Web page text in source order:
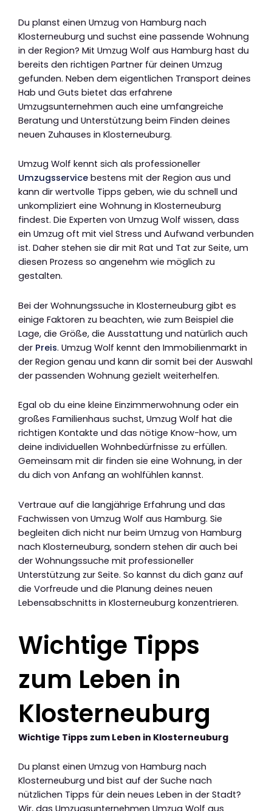
Du planst einen Umzug von Hamburg nach
Klosterneuburg und suchst eine passende Wohnung
in der Region? Mit Umzug Wolf aus Hamburg hast du
bereits den richtigen Partner für deinen Umzug
gefunden. Neben dem eigentlichen Transport deines
Hab und Guts bietet das erfahrene
Umzugsunternehmen auch eine umfangreiche
Beratung und Unterstützung beim Finden deines
neuen Zuhauses in Klosterneuburg.
Umzug Wolf kennt sich als professioneller
Umzugsservice bestens mit der Region aus und
kann dir wertvolle Tipps geben, wie du schnell und
unkompliziert eine Wohnung in Klosterneuburg
findest. Die Experten von Umzug Wolf wissen, dass
ein Umzug oft mit viel Stress und Aufwand verbunden
ist. Daher stehen sie dir mit Rat und Tat zur Seite, um
diesen Prozess so angenehm wie möglich zu
gestalten.
Bei der Wohnungssuche in Klosterneuburg gibt es
einige Faktoren zu beachten, wie zum Beispiel die
Lage, die Größe, die Ausstattung und natürlich auch
der Preis. Umzug Wolf kennt den Immobilienmarkt in
der Region genau und kann dir somit bei der Auswahl
der passenden Wohnung gezielt weiterhelfen.
Egal ob du eine kleine Einzimmerwohnung oder ein
großes Familienhaus suchst, Umzug Wolf hat die
richtigen Kontakte und das nötige Know-how, um
deine individuellen Wohnbedürfnisse zu erfüllen.
Gemeinsam mit dir finden sie eine Wohnung, in der
du dich von Anfang an wohlfühlen kannst.
Vertraue auf die langjährige Erfahrung und das
Fachwissen von Umzug Wolf aus Hamburg. Sie
begleiten dich nicht nur beim Umzug von Hamburg
nach Klosterneuburg, sondern stehen dir auch bei
der Wohnungssuche mit professioneller
Unterstützung zur Seite. So kannst du dich ganz auf
die Vorfreude und die Planung deines neuen
Lebensabschnitts in Klosterneuburg konzentrieren.
Wichtige Tipps
zum Leben in
Klosterneuburg
Wichtige Tipps zum Leben in Klosterneuburg
Du planst einen Umzug von Hamburg nach
Klosterneuburg und bist auf der Suche nach
nützlichen Tipps für dein neues Leben in der Stadt?